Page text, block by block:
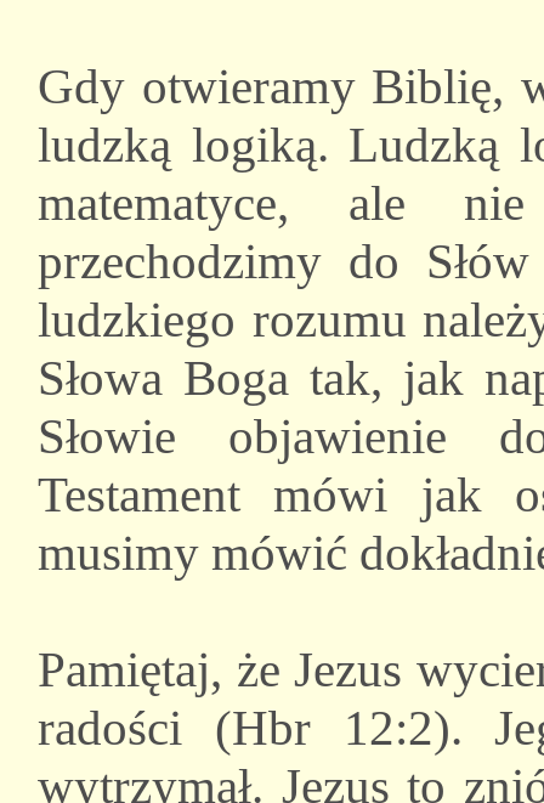
Gdy otwieramy Biblię,
ludzką logiką. Ludzką
matematyce, ale
przechodzimy do
ludzkiego rozumu
Słowa Boga tak, jak
Słowie objawienie
Testament mówi jak
musimy mówić
Pamiętaj, że Jezus
radości (Hbr 12:2).
wytrzymał. Jezus to